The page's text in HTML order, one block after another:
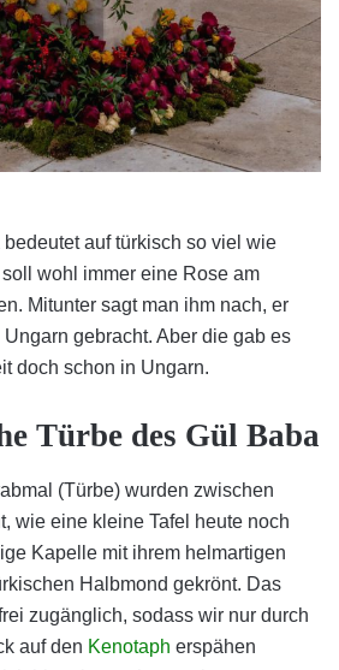
auf türkisch so viel wie
soll wohl immer eine Rose am
Mitunter sagt man ihm nach, er
gebracht. Aber die gab es
doch schon in Ungarn.
Türbe des Gül Baba
(Türbe) wurden zwischen
wie eine kleine Tafel heute noch
Kapelle mit ihrem helmartigen
Halbmond gekrönt. Das
zugänglich, sodass wir nur durch
auf den Kenotaph erspähen